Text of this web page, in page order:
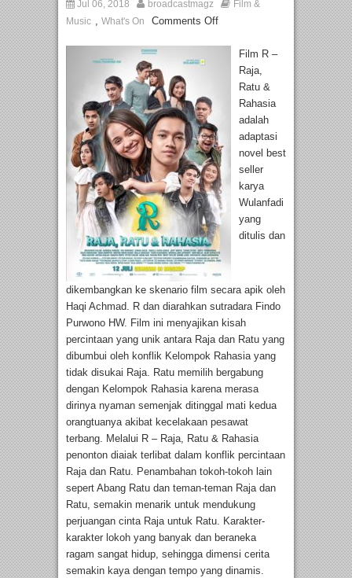
Jul 06, 2018 broadcastmagz
Film &
Music , What's On Comments Off
Film R –
Raja,
Ratu &
Rahasia
adalah
adaptasi
novel best
seller
karya
Wulanfadi
yang
ditulis dan
dikembangkan ke skenario film secara apik oleh
Haqi Achmad. R dan diarahkan sutradara Findo
Purwono HW. Film ini menyajikan kisah
percintaan yang unik antara Raja dan Ratu yang
dibumbui oleh konflik Kelompok Rahasia yang
tidak disukai Raja. Ratu memilih bergabung
dengan Kelompok Rahasia karena merasa
dirinya nyaman semenjak ditinggal mati kedua
orangtuanya akibat kecelakaan pesawat
terbang. Melalui R – Raja, Ratu & Rahasia
penonton diaiak terlibat dalam konflik percintaan
Raja dan Ratu. Penambahan tokoh-tokoh lain
sepert Abang Ratu dan teman-teman Raja dan
Ratu, semakin menarik untuk mendukung
perjuangan cinta Raja untuk Ratu. Karakter-
karakter lokoh yang banyak dan beraneka
ragam sangat hidup, sehingga dimensi cerita
semakin kaya dengan tempo yang dinamis.